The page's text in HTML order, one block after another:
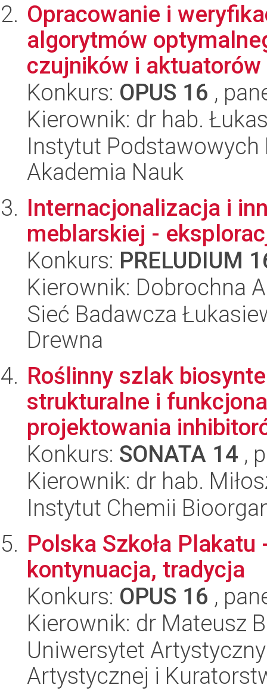
Opracowanie i
algorytmów
czujników i
Konkurs: OPUS 16 ,
Kierownik: dr hab.
Instytut
Akademia Nauk
Internacjonalizacja i
meblarskiej -
Konkurs: PRELUDIUM
Kierownik: Dobrochna
Sieć Badawcza
Drewna
Roślinny szlak
strukturalne i
projektowania
Konkurs: SONATA 14 ,
Kierownik: dr hab.
Instytut Chemii
Polska Szkoła
kontynuacja, tradycja
Konkurs: OPUS 16 ,
Kierownik: dr Mateusz
Uniwersytet
Artystycznej i